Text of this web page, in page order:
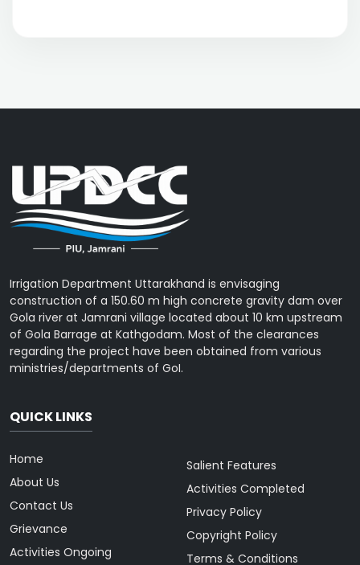
Irrigation Department Uttarakhand is envisaging
construction of a 150.60 m high concrete gravity dam over
Gola river at Jamrani village located about 10 km upstream
of Gola Barrage at Kathgodam. Most of the clearances
regarding the project have been obtained from various
ministries/departments of GoI.
QUICK LINKS
Home
About Us
Contact Us
Grievance
Activities Ongoing
Salient Features
Activities Completed
Privacy Policy
Copyright Policy
Terms & Conditions